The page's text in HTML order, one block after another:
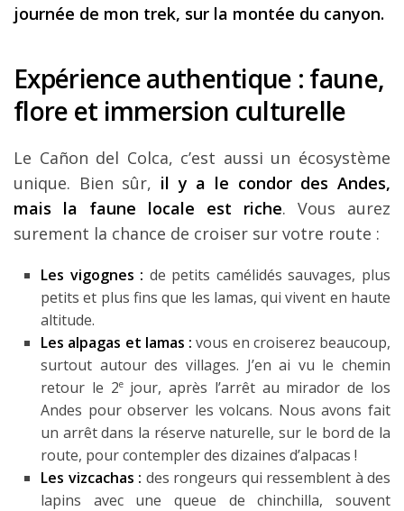
journée de mon trek, sur la montée du canyon.
Expérience authentique : faune,
flore et immersion culturelle
Le Cañon del Colca, c’est aussi un écosystème
unique. Bien sûr, il y a le condor des Andes,
mais la faune locale est riche. Vous aurez
surement la chance de croiser sur votre route :
Les vigognes : de petits camélidés sauvages, plus
petits et plus fins que les lamas, qui vivent en haute
altitude.
Les alpagas et lamas : vous en croiserez beaucoup,
surtout autour des villages. J’en ai vu le chemin
retour le 2ejour, après l’arrêt au mirador de los
Andes pour observer les volcans. Nous avons fait
un arrêt dans la réserve naturelle, sur le bord de la
route, pour contempler des dizaines d’alpacas !
Les vizcachas : des rongeurs qui ressemblent à des
lapins avec une queue de chinchilla, souvent